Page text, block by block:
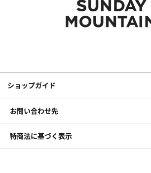
ショップガイド
お問い合わせ先
特商法に基づく表示